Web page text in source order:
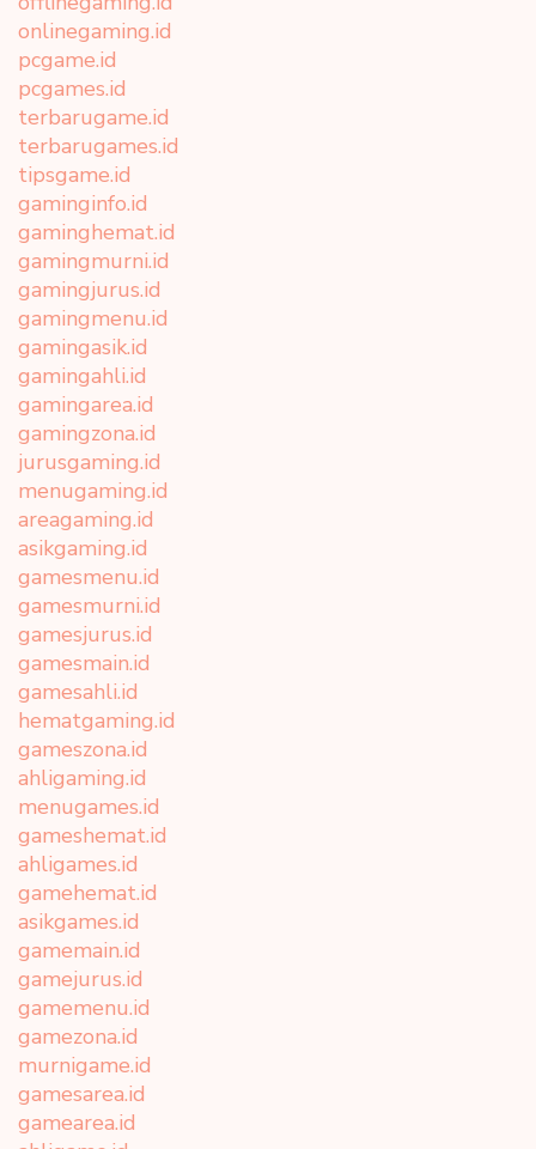
onlinegaming.id
pcgame.id
pcgames.id
terbarugame.id
terbarugames.id
tipsgame.id
gaminginfo.id
gaminghemat.id
gamingmurni.id
gamingjurus.id
gamingmenu.id
gamingasik.id
gamingahli.id
gamingarea.id
gamingzona.id
jurusgaming.id
menugaming.id
areagaming.id
asikgaming.id
gamesmenu.id
gamesmurni.id
gamesjurus.id
gamesmain.id
gamesahli.id
hematgaming.id
gameszona.id
ahligaming.id
menugames.id
gameshemat.id
ahligames.id
gamehemat.id
asikgames.id
gamemain.id
gamejurus.id
gamemenu.id
gamezona.id
murnigame.id
gamesarea.id
gamearea.id